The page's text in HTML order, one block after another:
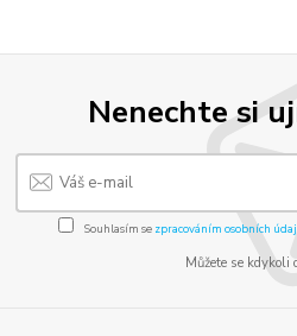
Nenechte si
Souhlasím se zpracováním osobních
Můžete se kdykoli